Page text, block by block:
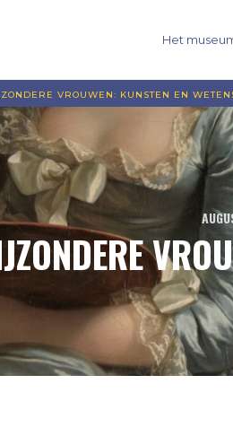
Het
VROUWEN: KUNSTEN EN